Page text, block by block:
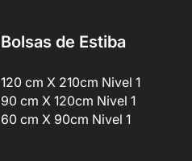
Bolsas de Estiba
120 cm X 210cm Nivel 1
90 cm X 120cm Nivel 1
60 cm X 90cm Nivel 1